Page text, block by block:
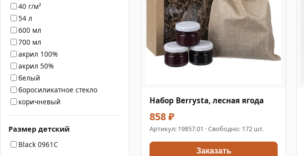
40 г/м²
54 л
600 мл
700 мл
акрил 100%
акрил 50%
белый
боросиликатное стекло
коричневый
Размер детский
Black 0961C
Набор Berrysta, лесная ягода
858 ₽
Артикул: 19857.01 · Свободно: 172 шт.
Заказать